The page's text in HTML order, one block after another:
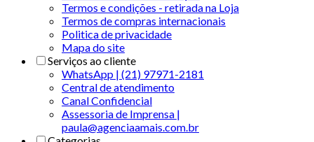
Termos e condições - retirada na Loja
Termos de compras internacionais
Politica de privacidade
Mapa do site
Serviços ao cliente
WhatsApp | (21) 97971-2181
Central de atendimento
Canal Confidencial
Assessoria de Imprensa |
paula@agenciaamais.com.br